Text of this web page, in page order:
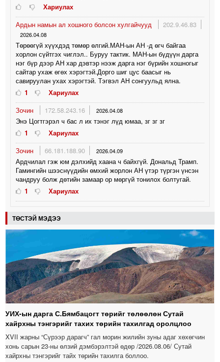
Хариулах
Ардын намын ал хошного болсон хулгайчууд
202.9.46.83
2026.04.08
Төрөөгүй хүүхдэд төмөр өлгий.МАН-ын АН -д өгч байгаа
хорлон сүйтгэх чиглэл.. Буруу тактик. МАН-ын бүдүүн дарга
нэг бүр дээр АН хар дэвтэр нээж дарга нэг бүрийн хошногыг
сайтар ухаж өгөх хэрэгтэй.Дорго шиг цус баасыг нь
савируулан ухах хэрэгтэй. Тэгвэл АН сонгуульд ялна.
1
Хариулах
Зочин
172.58.243.16 2026.04.08
Энэ Цогтгэрэл ч бас л их тэнэг лүд юмаа, зг зг зг
1
Хариулах
Зочин
66.181.188.90 2026.04.09
Ардчилал гэж юм дэлхийд хаана ч байхгүй. Дональд Трамп.
Гамингийн шээснүүдийн өмхий жорлон АН үтэр түргэн үнсэн
чандруу болж дөтийн замаар ор мөргүй тонилох болтугай.
1
Хариулах
ТӨСТЭЙ МЭДЭЭ
УИХ-ын дарга С.Бямбацогт төрийг төлөөлөн Сутай
хайрхны тэнгэрийг тахих төрийн тахилгад оролцлоо
XVII жарны “Сүрээр дарагч” гал морин жилийн зуны адаг хөхөгчин
хонь сарын 23-ны өлзий дэмбэрэлтэй өдөр /2026.08.06/ Сутай
хайрхны тэнгэрийг тайх төрийн тахилга боллоо.